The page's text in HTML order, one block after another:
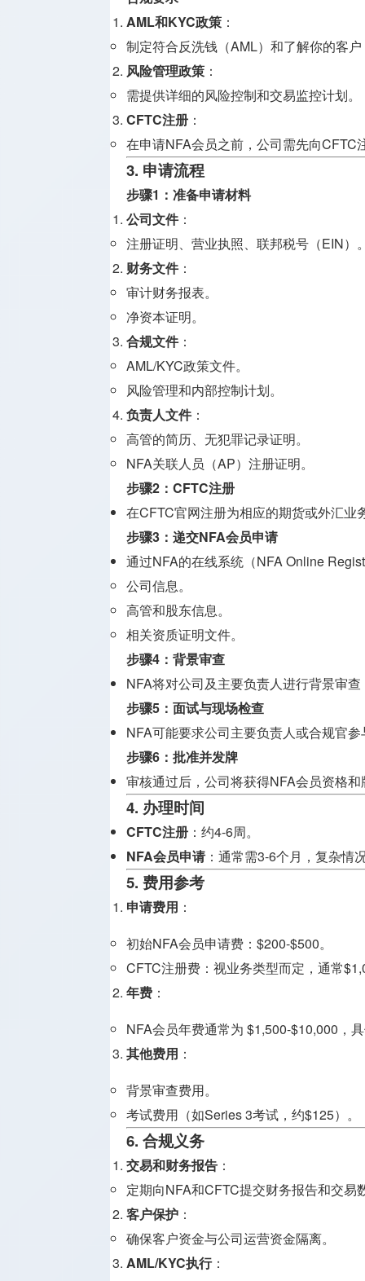
AML和KYC政策 ：
制定符合反洗钱（AML）和了解你的客
风险管理政策 ：
需提供详细的风险控制和交易监控计划。
CFTC注册 ：
在申请NFA会员之前，公司需先向CFTC
3. 申请流程
步骤1：准备申请材料
公司文件：
注册证明、营业执照、联邦税号（EIN）
财务文件：
审计财务报表。
净资本证明。
合规文件：
AML/KYC政策文件。
风险管理和内部控制计划。
负责人文件：
高管的简历、无犯罪记录证明。
NFA关联人员（AP）注册证明。
步骤2：CFTC注册
在CFTC官网注册为相应的期货或外汇业
步骤3：递交NFA会员申请
通过NFA的在线系统（NFA Online
公司信息。
高管和股东信息。
相关资质证明文件。
步骤4：背景审查
NFA将对公司及主要负责人进行背景审
步骤5：面试与现场检查
NFA可能要求公司主要负责人或合规官
步骤6：批准并发牌
审核通过后，公司将获得NFA会员资格和
4. 办理时间
CFTC注册 ：约4-6周。
NFA会员申请：通常需3-6个月，复杂情
5. 费用参考
申请费用 ：
初始NFA会员申请费：$200-$500。
CFTC注册费：视业务类型而定，通常
年费 ：
NFA会员年费通常为 $1,500-$10,000，
其他费用 ：
背景审查费用。
考试费用（如Series 3考试，约$125）。
6. 合规义务
交易和财务报告 ：
定期向NFA和CFTC提交财务报告和交易
客户保护 ：
确保客户资金与公司运营资金隔离。
AML/KYC执行：